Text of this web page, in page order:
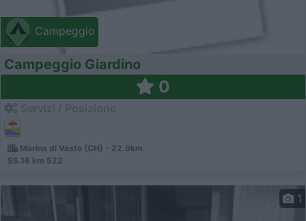
Campeggio
Campeggio Giardino
0
Marina di Vasto (CH) - 22.9km
SS.16 km 522
1